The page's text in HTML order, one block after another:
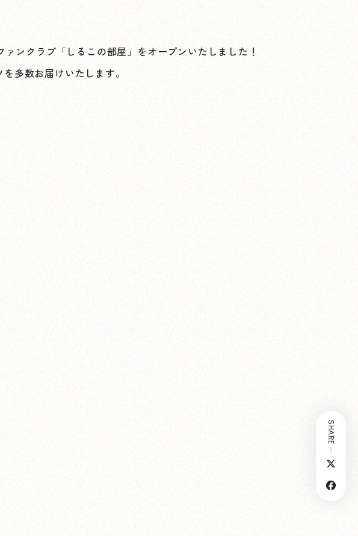
SHARE：
ンクラブ「しるこの部屋」をオープンいたしました！
多数お届けいたします。